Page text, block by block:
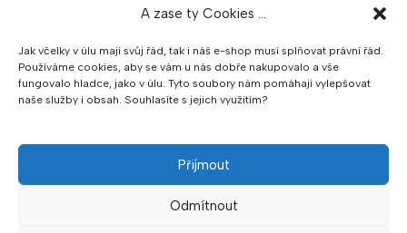
A zase ty Cookies ...
Jak včelky v úlu mají svůj řád, tak i náš e-shop musí splňovat právní řád.
Používáme cookies, aby se vám u nás dobře nakupovalo a vše
fungovalo hladce, jako v úlu. Tyto soubory nám pomáhají vylepšovat
naše služby i obsah. Souhlasíte s jejich využitím?
Přijmout
Odmítnout